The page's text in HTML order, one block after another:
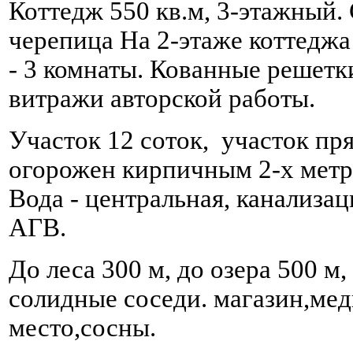
Коттедж 550 кв.м, 3-
черепица На 2-этаже
- 3 комнаты. Кованные
витражи авторской работы.
Участок 12 соток, участок
огорожен кирпичным 2-х
Вода - центральная,
АГВ.
До леса 300 м, до озера 500
солидные соседи.
место,сосны.